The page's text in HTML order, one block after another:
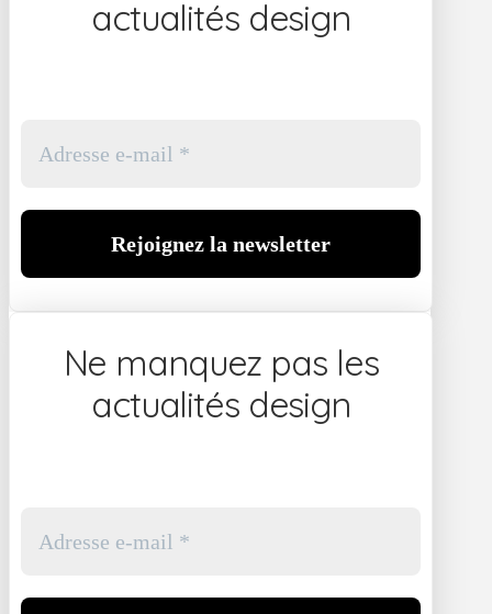
actualités design
Ne manquez pas les
actualités design